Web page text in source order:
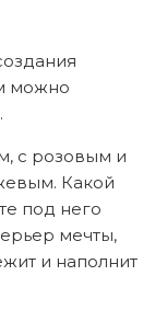
можно
с розовым и
Какой
под него
мечты,
и наполнит